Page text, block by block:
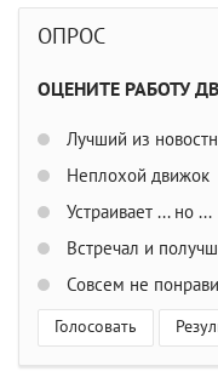
ОПРОС
ОЦЕНИТЕ РАБОТУ
Лучший из
Неплохой движок
Устраивает ... но ...
Встречал и
Совсем не
Голосовать